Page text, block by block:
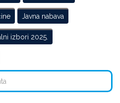
Javna nabava
izbori 2025.